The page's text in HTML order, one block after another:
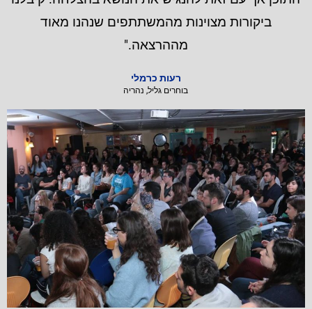
ביקורות מצוינות מהמשתתפים שנהנו מאוד
מההרצאה."
רעות כרמלי
בוחרים גליל, נהריה